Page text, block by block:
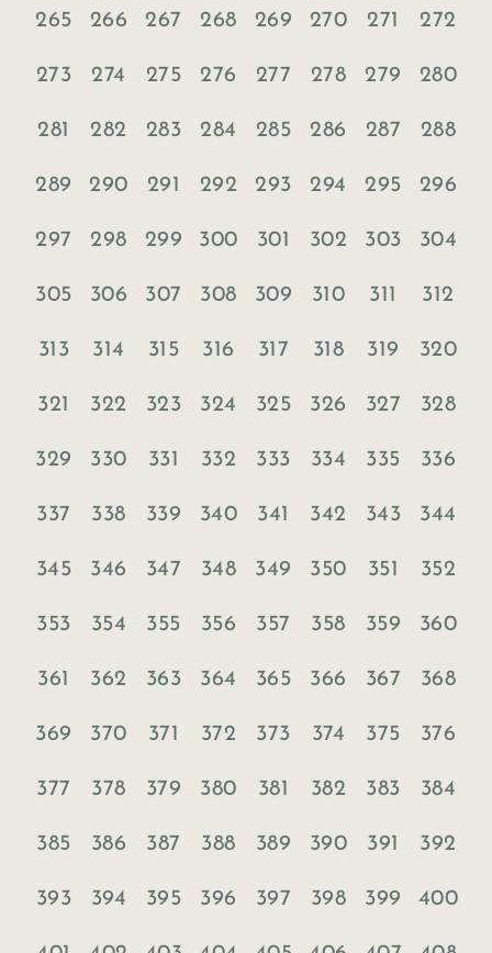
265 266 267 268 269 270 271 272
273 274 275 276 277 278 279 280
281 282 283 284 285 286 287 288
289 290 291 292 293 294 295 296
297 298 299 300 301 302 303 304
305 306 307 308 309 310 311 312
313 314 315 316 317 318 319 320
321 322 323 324 325 326 327 328
329 330 331 332 333 334 335 336
337 338 339 340 341 342 343 344
345 346 347 348 349 350 351 352
353 354 355 356 357 358 359 360
361 362 363 364 365 366 367 368
369 370 371 372 373 374 375 376
377 378 379 380 381 382 383 384
385 386 387 388 389 390 391 392
393 394 395 396 397 398 399 400